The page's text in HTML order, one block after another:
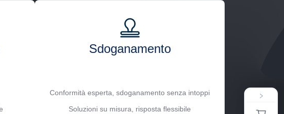
Sdoganamento
Conformità esperta, sdoganamento senza intoppi
Soluzioni su misura, risposta flessibile